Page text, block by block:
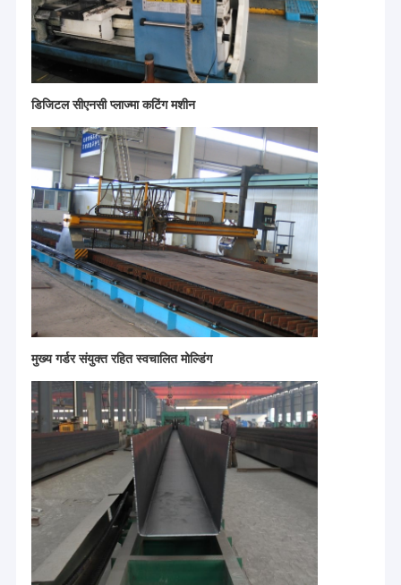
उत्पादों
हमारे बारे में
फ़ैक्टरी टूर
गुणवत्ता नियंत्रण
हमसे संपर्क करें
समाचार
डिजिटल सीएनसी प्लाज्मा कटिंग मशीन
मुख्य गर्डर संयुक्त रहित स्वचालित मोल्डिंग
CATETकं, लिमिटेड एक प्रौद्योगिकी आधारित विनिर्माण उद्यम है जो उपकरण अनुसंधान
और विकास और बुद्धिमान विनिर्माण को एकीकृत करता है, जो डोंगची समूह से संबद्ध है।
समूह के ब्रांडों में शामिल हैंःडोंगची क्रेनकंपनी में वर्तमान में 560 से अधिक कर्मचारी हैं,
जिनमें 80 से अधिक प्रबंधन और तकनीकी कर्मचारी शामिल हैं।इसमें विभिन्न उत्पादन
और परीक्षण उपकरणों के 500 से अधिक सेट हैं।, जिसमें 30 सीएनसी मशीनिंग केंद्र, 1
इतालवी COORD3 तीन-समन्वय माप केंद्र, और 10 लेजर और काटने के केंद्र शामिल
हैं। वार्षिक व्यापक उत्पादन क्षमता 10,000 से अधिक सेट है।उत्पाद मुख्य रूप से दक्षिण
पूर्व एशिया सहित 96 देशों और क्षेत्रों में निर्यात किए जाते हैं।, यूरोप और मध्य पूर्व. कंपनी
के पास GJB9001C, IS09001, IS045001, ISO14001, ISO50001,
ISO10012, GBT29490, GBIT23001, GBIT23006 और अन्य मानक
प्रमाणपत्र हैं,और कई प्रमाणपत्र प्राप्त किए हैं जैसे कि ईयू सीई प्रमाणनकंपनी के मुख्य
उत्पादों में शामिल हैंः ब्रिज क्रेन, गैन्ट्री क्रेन, इलेक्ट्रिक लिफ्ट, चेन लिफ्ट, हुक, व्हील
सेट, मोटर रिड्यूसर, कैब और क्रेन के अन्य सामान, रेल परिवहन वाहन,ट्रैक रहित